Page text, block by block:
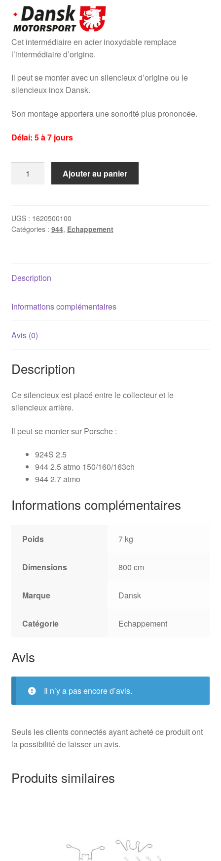
Cet intermédiaire en acier inoxydable remplace
l’intermédiaire d’origine.
Il peut se monter avec un silencieux d’origine ou le
silencieux inox Dansk.
Son montage apportera une sonorité plus prononcée.
Délai: 5 à 7 jours
Inox
Porsche
Ajouter au panier
UGS : 1620500100
Catégories : 944, Echappement
Description
Informations complémentaires
Avis (0)
Description
Ce silencieux est placé entre le collecteur et le
silencieux arrière.
Il peut se monter sur Porsche :
924S 2.5
944 2.5 atmo 150/160/163ch
944 2.7 atmo
Informations complémentaires
Poids 7 kg
Dimensions 800 cm
Marque Dansk
Catégorie Echappement
Avis
Il n’y a pas encore d’avis.
Seuls les clients connectés ayant acheté ce produit ont
la possibilité de laisser un avis.
Produits similaires